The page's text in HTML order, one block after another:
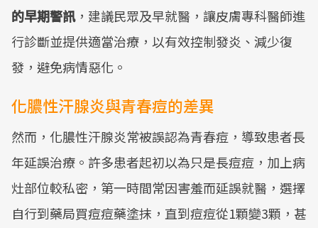
的早期警訊，建議民眾及早就醫，讓皮膚專科醫師進
行診斷並提供適當治療，以有效控制發炎、減少復
發，避免病情惡化。
化膿性汗腺炎與青春痘的差異
然而，化膿性汗腺炎常被誤認為青春痘，導致患者長
年延誤治療。許多患者起初以為只是長痘痘，加上病
灶部位較私密，第一時間常因害羞而延誤就醫，選擇
自行到藥局買痘痘藥塗抹，直到痘痘從1顆變3顆，甚